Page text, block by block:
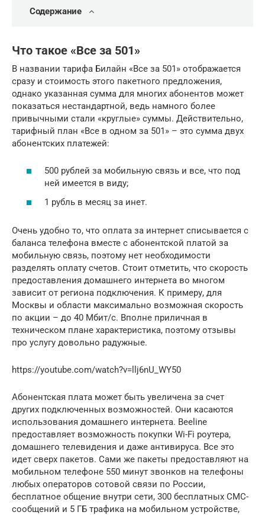
Содержание
Что такое «Все за 501»
В названии тарифа Билайн «Все за 501» отображается
сразу и стоимость этого пакетного предложения,
однако указанная сумма для многих абонентов может
показаться нестандартной, ведь намного более
привычными стали «круглые» суммы. Действительно,
тарифный план «Все в одном за 501» – это сумма двух
абонентских платежей:
500 рублей за мобильную связь и все, что под
ней имеется в виду;
1 рубль в месяц за инет.
Очень удобно то, что оплата за интернет списывается с
баланса телефона вместе с абонентской платой за
мобильную связь, поэтому нет необходимости
разделять оплату счетов. Стоит отметить, что скорость
предоставления домашнего интернета во многом
зависит от региона подключения. К примеру, для
Москвы и области максимально возможная скорость
по акции – до 40 Мбит/с. Вполне приличная в
техническом плане характеристика, поэтому отзывы
про услугу довольно радужные.
https://youtube.com/watch?v=llj6nU_WY50
Абонентская плата может быть увеличена за счет
других подключенных возможностей. Они касаются
использования домашнего интернета. Beeline
предоставляет возможность покупки Wi-Fi роутера,
домашнего телевидения и даже антивируса. Все это
идет сверх пакетов. Сами же пакеты предоставляют на
мобильном телефоне 550 минут звонков на телефоны
любых операторов сотовой связи по России,
бесплатное общение внутри сети, 300 бесплатных СМС-
сообщений и 5 ГБ трафика на мобильном устройстве,